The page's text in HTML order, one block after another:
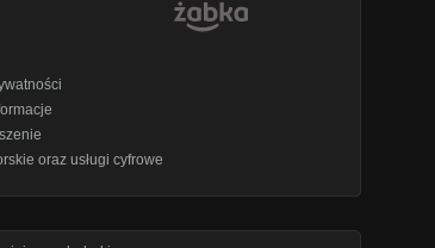
oraz usługi cyfrowe